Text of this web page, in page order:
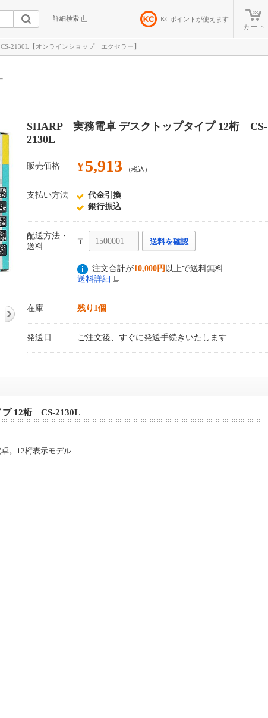
詳細検索 KCポイントが使えます
カート
2130L【オンラインショップ エクセラー】
SHARP 実務電卓 デスクトップタイプ 12桁 CS-
2130L
販売価格 ¥5,913 （税込）
支払い方法
代金引換
銀行振込
配送方法・
送料
〒 送料を確認
注文合計が10,000円 以上で送料無料
送料詳細
在庫 残り1個
発送日 ご注文後、すぐに発送手続きいたします
プ 12桁 CS-2130L
。12桁表示モデル